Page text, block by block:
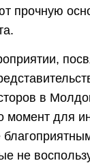
прочную
в
момент для
не